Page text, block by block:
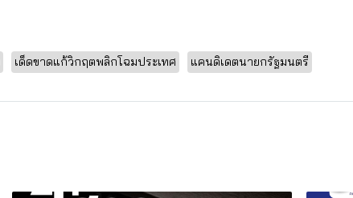
เด็ดขาดแก้วิกฤตพลิกโฉมประเทศ แคนดิเดตนายกรัฐมนตรี